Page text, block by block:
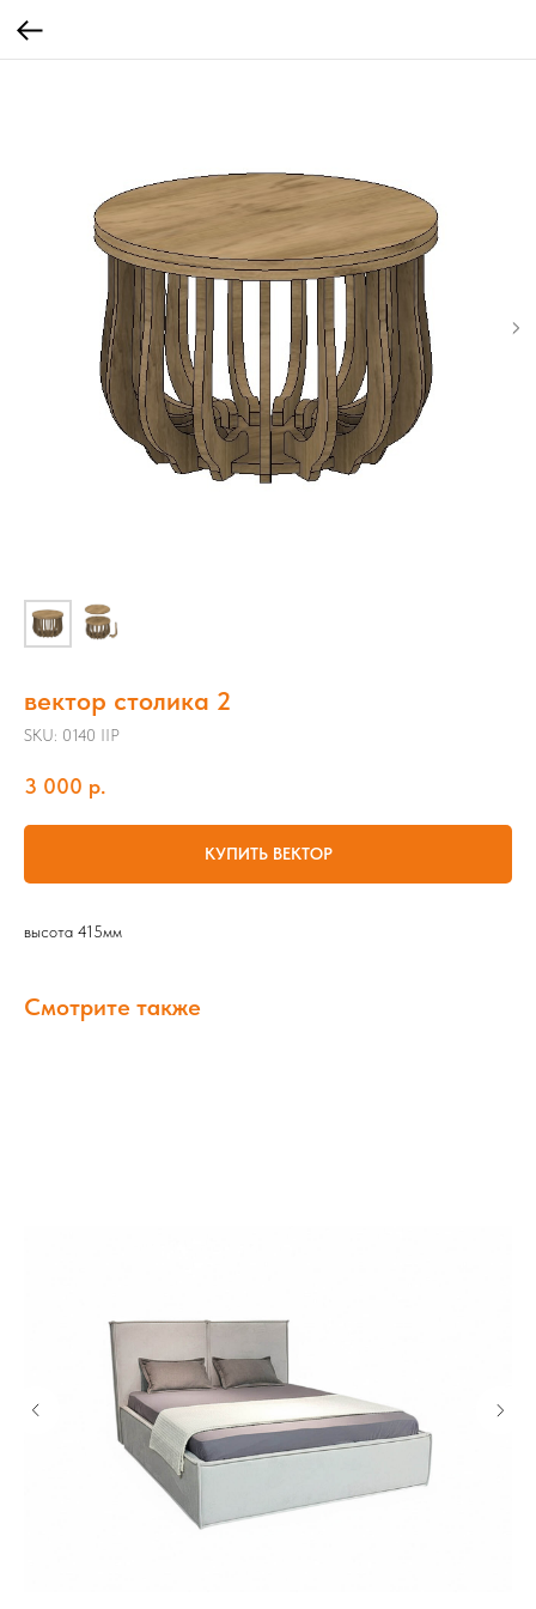
вектор столика 2
SKU: 0140 IIP
3 000 р.
КУПИТЬ ВЕКТОР
высота 415мм
Смотрите также